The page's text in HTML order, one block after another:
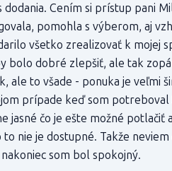
dodania. Cením si prístup pani
pomohla s výberom, aj
všetko zrealizovať k mojej
bolo dobré zlepšiť, ale tak
ale to všade - ponuka je veľmi
prípade keď som potreboval
jasné čo je ešte možné potlačiť
nie je dostupné. Takže
som bol spokojný.